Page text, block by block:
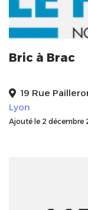
Bric à Brac
19 Rue
Lyon
Ajouté le 2 décembre